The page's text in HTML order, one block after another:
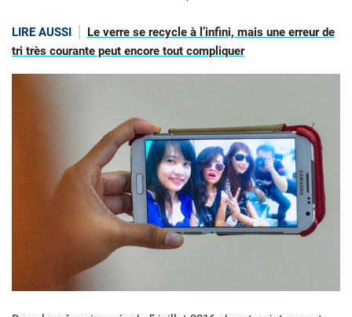
LIRE AUSSI
Le verre se recycle à l’infini, mais une erreur de
tri très courante peut encore tout compliquer